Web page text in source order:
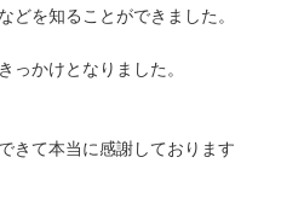
どを知ることができました。
っかけとなりました。
きて本当に感謝しております